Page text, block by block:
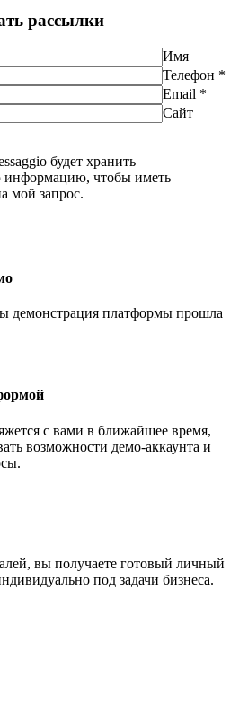
рассылки
Имя
Телефон *
Email *
Сайт
будет хранить
чтобы иметь
мой запрос.
демонстрация платформы прошла
с вами в ближайшее время,
возможности демо-аккаунта и
вы получаете готовый личный
под задачи бизнеса.